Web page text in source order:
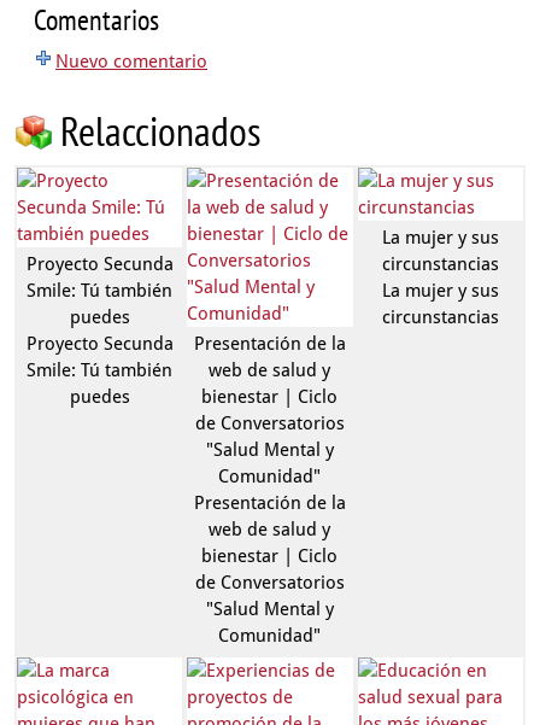
Comentarios
Nuevo comentario
Relaccionados
Proyecto Secunda
Smile: Tú también
puedes
Proyecto Secunda
Smile: Tú también
puedes
Presentación de la
web de salud y
bienestar | Ciclo
de Conversatorios
"Salud Mental y
Comunidad"
Presentación de la
web de salud y
bienestar | Ciclo
de Conversatorios
"Salud Mental y
Comunidad"
La mujer y sus
circunstancias
La mujer y sus
circunstancias